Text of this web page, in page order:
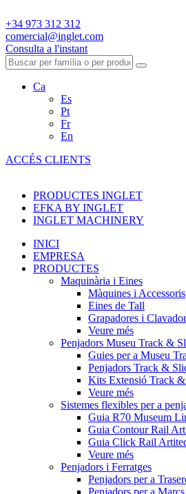
+34 973 312 312
comercial@inglet.com
Consulta a l'instant
Ca
Es
Pt
Fr
En
ACCÉS CLIENTS
PRODUCTES INGLET
EFKA BY INGLET
INGLET MACHINERY
INICI
EMPRESA
PRODUCTES
Maquinària i Eines
Màquines i Accessoris
Eines de Tall
Grapadores i
Veure més
Penjadors Museu Track &
Guies per a Museu
Penjadors Track &
Kits Extensió Track
Veure més
Sistemes flexibles per a
Guia R70 Museum
Guia Contour Rail
Guia Click Rail
Veure més
Penjadors i Ferratges
Penjadors per a
Penjadors per a Marcs